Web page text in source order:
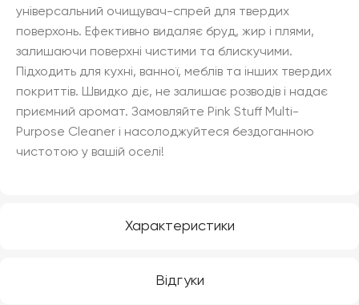
Характеристики
Відгуки
універсальний очищувач-спрей для твердих
поверхонь. Ефективно видаляє бруд, жир і плями,
залишаючи поверхні чистими та блискучими.
Підходить для кухні, ванної, меблів та інших твердих
покриттів. Швидко діє, не залишає розводів і надає
приємний аромат. Замовляйте Pink Stuff Multi-
Purpose Cleaner і насолоджуйтеся бездоганною
чистотою у вашій оселі!